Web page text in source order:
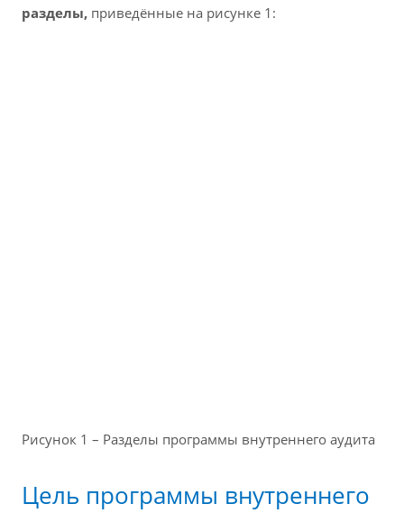
разделы, приведённые на рисунке 1:
Рисунок 1 – Разделы программы внутреннего аудита
Цель программы внутреннего